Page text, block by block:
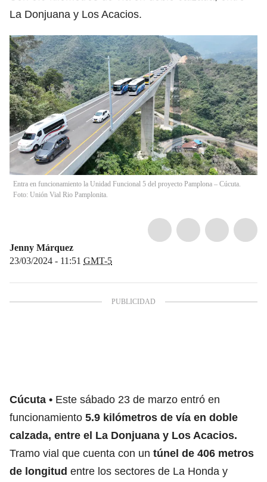
La Donjuana y Los Acacios.
Entra en funcionamiento la Unidad Funcional 5 del proyecto Pamplona – Cúcuta.
Foto: Unión Vial Rio Pamplonita.
Jenny Márquez
23/03/2024 - 11:51 GMT-5
Cúcuta
Este sábado 23 de marzo entró en
funcionamiento 5.9 kilómetros de vía en doble
calzada, entre el La Donjuana y Los Acacios.
Tramo vial que cuenta con un túnel de 406 metros
de longitud entre los sectores de La Honda y